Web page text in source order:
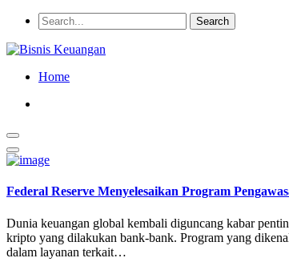
Home
Federal Reserve Menyelesaikan Program
Dunia keuangan global kembali diguncang kabar
kripto yang dilakukan bank-bank. Program yang
dalam layanan terkait…